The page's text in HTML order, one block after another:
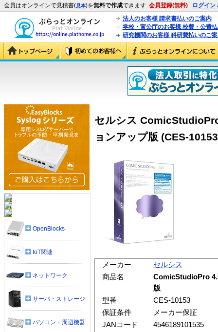
会員はオンラインで見積書(見本)を無料で作成できます 会員登録(無料) ログイン
法人のお客様 請求書払いのご案内
学校・官公庁のお客様 校費・公費
研究機関のお客様 科研費払いのご
セルシス
ョンアップ版 (CES-
メーカー
セルシス
商品名
ComicStudioPro
版
型番
CES-10153
保証条件
メーカー保証
JANコード
4546189101535
OpenBlocks
IoT関連
ネットワーク
サーバ・ストレージ
パソコン・周辺機器